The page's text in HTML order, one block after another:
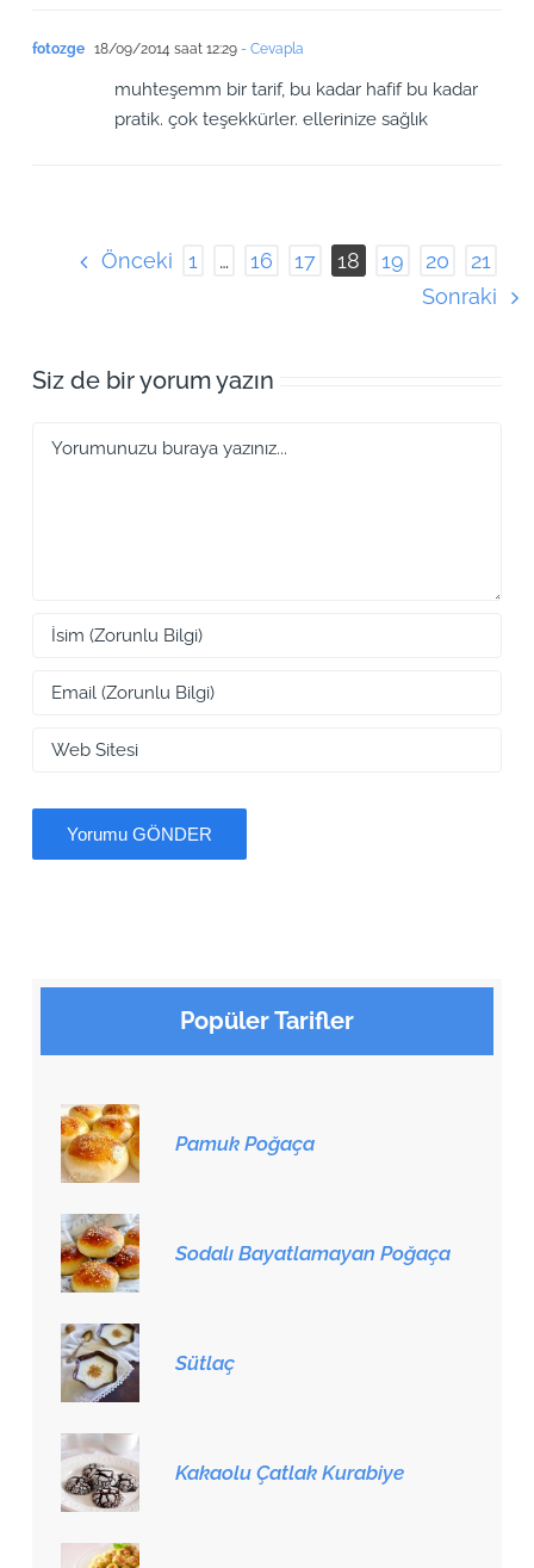
fotozge 18/09/2014 saat 12:29- Cevapla
muhteşemm bir tarif, bu kadar hafif bu kadar
pratik. çok teşekkürler. ellerinize sağlık
Önceki 1 … 16 17 18 19 20
21
Sonraki
Siz de bir yorum yazın
Popüler Tarifler
Pamuk Poğaça
Sodalı Bayatlamayan Poğaça
Sütlaç
Kakaolu Çatlak Kurabiye